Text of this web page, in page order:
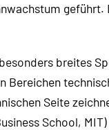
breites
Bereichen
Seite
School, MIT)